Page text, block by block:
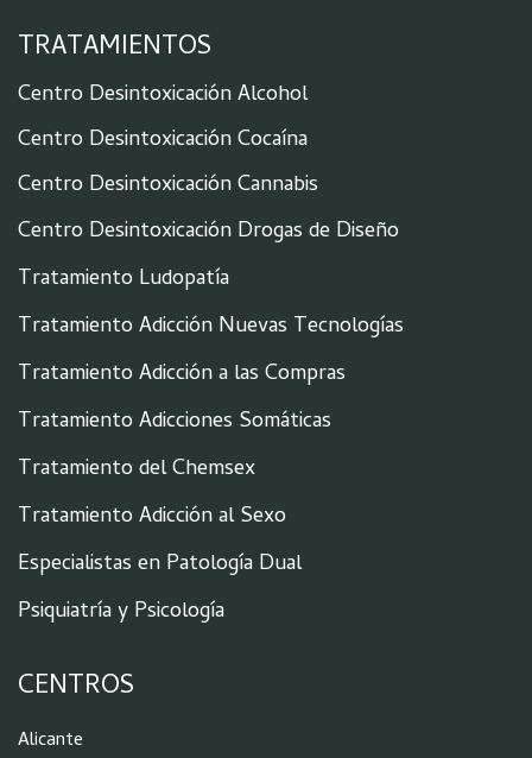
TRATAMIENTOS
Centro Desintoxicación Alcohol
Centro Desintoxicación Cocaína
Centro Desintoxicación Cannabis
Centro Desintoxicación Drogas de Diseño
Tratamiento Ludopatía
Tratamiento Adicción Nuevas Tecnologías
Tratamiento Adicción a las Compras
Tratamiento Adicciones Somáticas
Tratamiento del Chemsex
Tratamiento Adicción al Sexo
Especialistas en Patología Dual
Psiquiatría y Psicología
CENTROS
Alicante